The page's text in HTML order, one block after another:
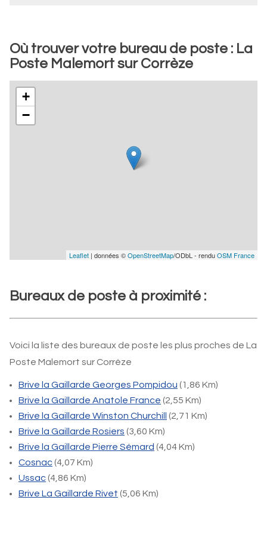
Où trouver votre bureau de poste : La
Poste Malemort sur Corrèze
+
−
Leaflet | données ©OpenStreetMap/ODbL - renduOSM France
Bureaux de poste à proximité :
Voici la liste des bureaux de poste les plus proches de La
Poste Malemort sur Corrèze
Brive la Gaillarde Georges Pompidou (1,86 Km)
Brive la Gaillarde Anatole France (2,55 Km)
Brive la Gaillarde Winston Churchill
(2,71 Km)
Brive la Gaillarde Rosiers (3,60 Km)
Brive la Gaillarde Pierre Sémard (4,04 Km)
Cosnac(4,07 Km)
Ussac(4,86 Km)
Brive La Gaillarde Rivet (5,06 Km)